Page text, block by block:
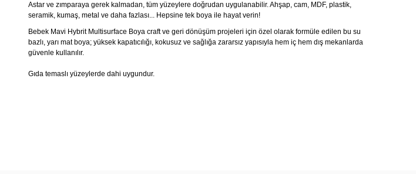
Astar ve zımparaya gerek kalmadan, tüm yüzeylere doğrudan uygulanabilir. Ahşap, cam, MDF, plastik,
seramik, kumaş, metal ve daha fazlası... Hepsine tek boya ile hayat verin!
Bebek Mavi Hybrit Multisurface Boya craft ve geri dönüşüm projeleri için özel olarak formüle edilen bu su
bazlı, yarı mat boya; yüksek kapatıcılığı, kokusuz ve sağlığa zararsız yapısıyla hem iç hem dış mekanlarda
güvenle kullanılır.
Gıda temaslı yüzeylerde dahi uygundur.